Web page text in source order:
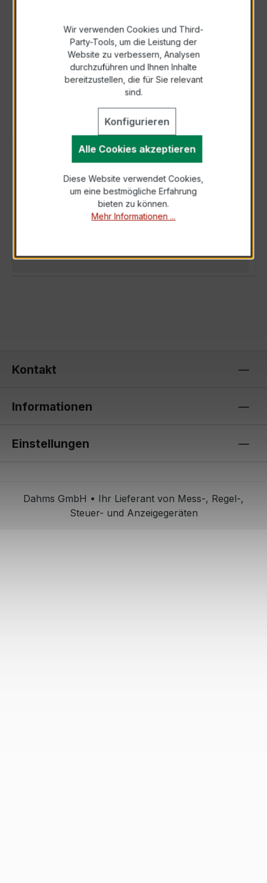
Anfrage schriftlich
Als PDF exportieren
Der EWSKD 31.8 3x150/1A 10VA Kl.0,2 ist ein
kompakter, hochpräziser Niederspannungs-
Messwandler der bewährten EWSKD-Serie, s…
TECHNISCHE DATEN
Kontakt
Informationen
Einstellungen
Dahms GmbH • Ihr Lieferant von Mess-, Regel-,
Steuer- und Anzeigegeräten
Wir verwenden Cookies und Third-
Party-Tools, um die Leistung der
Website zu verbessern, Analysen
durchzuführen und Ihnen Inhalte
bereitzustellen, die für Sie relevant
sind.
Konfigurieren
Alle Cookies akzeptieren
Diese Website verwendet Cookies,
um eine bestmögliche Erfahrung
bieten zu können.
Mehr Informationen ...